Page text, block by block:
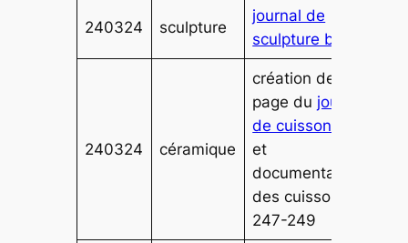
240324 sculpture
journal de
sculpture bois
240324 céramique
création de la
page du journal
de cuisson an 7
et
documentation
des cuissons
247-249